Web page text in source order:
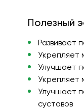
Полезный
Развивает
Укрепляет
Улучшает
Укрепляет
Улучшает
суставов